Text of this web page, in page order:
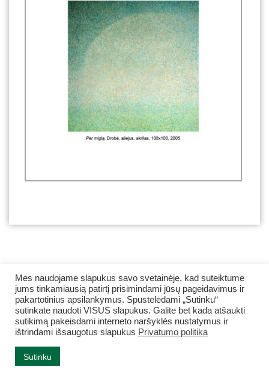
© 2008–2026 Kauno apskrities viešoji Ąžuolyno biblioteka.
Mes naudojame slapukus savo svetainėje, kad suteiktume
jums tinkamiausią patirtį prisimindami jūsų pageidavimus ir
pakartotinius apsilankymus. Spustelėdami „Sutinku“
sutinkate naudoti VISUS slapukus. Galite bet kada atšaukti
sutikimą pakeisdami interneto naršyklės nustatymus ir
ištrindami išsaugotus slapukus Privatumo politika
Sutinku